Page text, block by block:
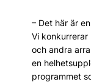
– Det här är
Vi konkurrerar
och andra
en
programmet